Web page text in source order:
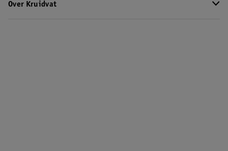
Over Kruidvat